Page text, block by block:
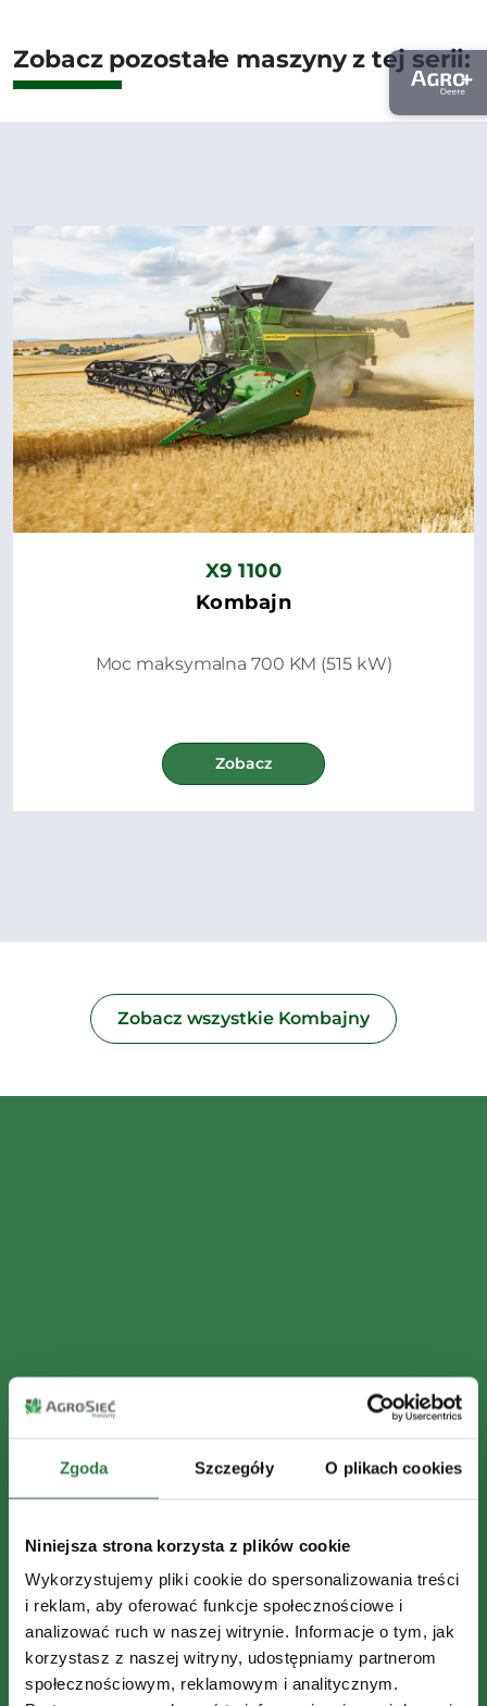
Zgoda Szczegóły O plikach cookies
Niniejsza strona korzysta z plików cookie
Wykorzystujemy pliki cookie do spersonalizowania treści
i reklam, aby oferować funkcje społecznościowe i
analizować ruch w naszej witrynie. Informacje o tym, jak
korzystasz z naszej witryny, udostępniamy partnerom
społecznościowym, reklamowym i analitycznym.
Zobacz pozostałe maszyny z tej serii:
X9 1100
Kombajn
Moc maksymalna 700 KM (515 kW)
Zobacz
Zobacz wszystkie Kombajny